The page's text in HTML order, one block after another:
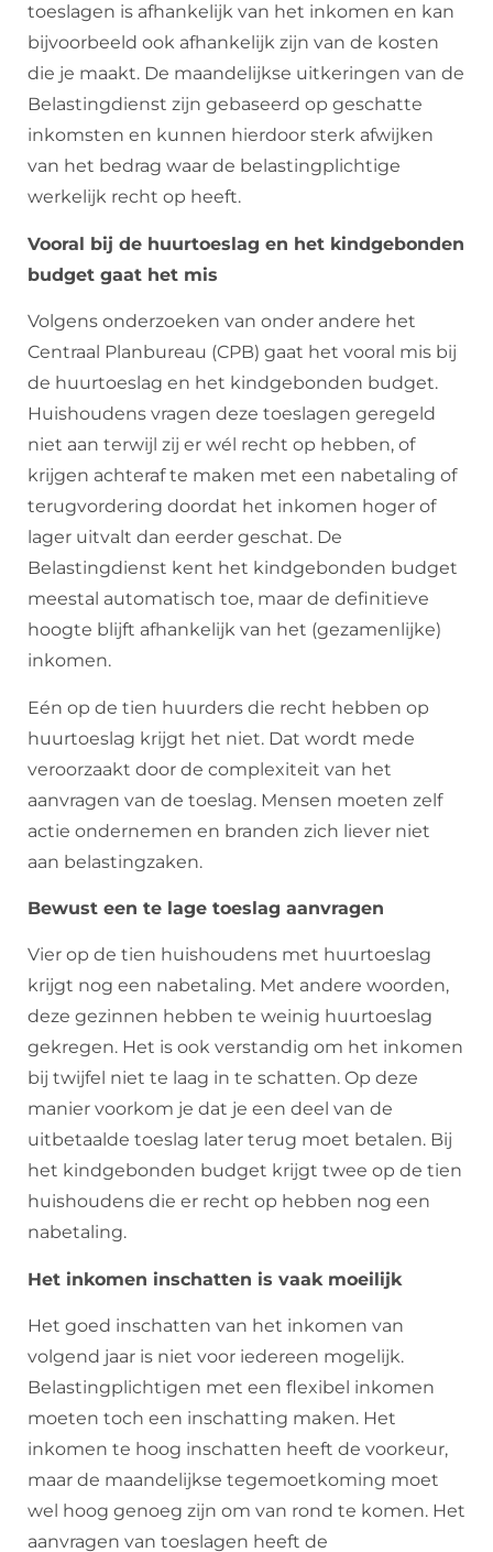
toeslagen is afhankelijk van het inkomen en kan
bijvoorbeeld ook afhankelijk zijn van de kosten
die je maakt. De maandelijkse uitkeringen van de
Belastingdienst zijn gebaseerd op geschatte
inkomsten en kunnen hierdoor sterk afwijken
van het bedrag waar de belastingplichtige
werkelijk recht op heeft.
Vooral bij de huurtoeslag en het kindgebonden
budget gaat het mis
Volgens onderzoeken van onder andere het
Centraal Planbureau (CPB) gaat het vooral mis bij
de huurtoeslag en het kindgebonden budget.
Huishoudens vragen deze toeslagen geregeld
niet aan terwijl zij er wél recht op hebben, of
krijgen achteraf te maken met een nabetaling of
terugvordering doordat het inkomen hoger of
lager uitvalt dan eerder geschat. De
Belastingdienst kent het kindgebonden budget
meestal automatisch toe, maar de definitieve
hoogte blijft afhankelijk van het (gezamenlijke)
inkomen.
Eén op de tien huurders die recht hebben op
huurtoeslag krijgt het niet. Dat wordt mede
veroorzaakt door de complexiteit van het
aanvragen van de toeslag. Mensen moeten zelf
actie ondernemen en branden zich liever niet
aan belastingzaken.
Bewust een te lage toeslag aanvragen
Vier op de tien huishoudens met huurtoeslag
krijgt nog een nabetaling. Met andere woorden,
deze gezinnen hebben te weinig huurtoeslag
gekregen. Het is ook verstandig om het inkomen
bij twijfel niet te laag in te schatten. Op deze
manier voorkom je dat je een deel van de
uitbetaalde toeslag later terug moet betalen. Bij
het kindgebonden budget krijgt twee op de tien
huishoudens die er recht op hebben nog een
nabetaling.
Het inkomen inschatten is vaak moeilijk
Het goed inschatten van het inkomen van
volgend jaar is niet voor iedereen mogelijk.
Belastingplichtigen met een flexibel inkomen
moeten toch een inschatting maken. Het
inkomen te hoog inschatten heeft de voorkeur,
maar de maandelijkse tegemoetkoming moet
wel hoog genoeg zijn om van rond te komen. Het
aanvragen van toeslagen heeft de